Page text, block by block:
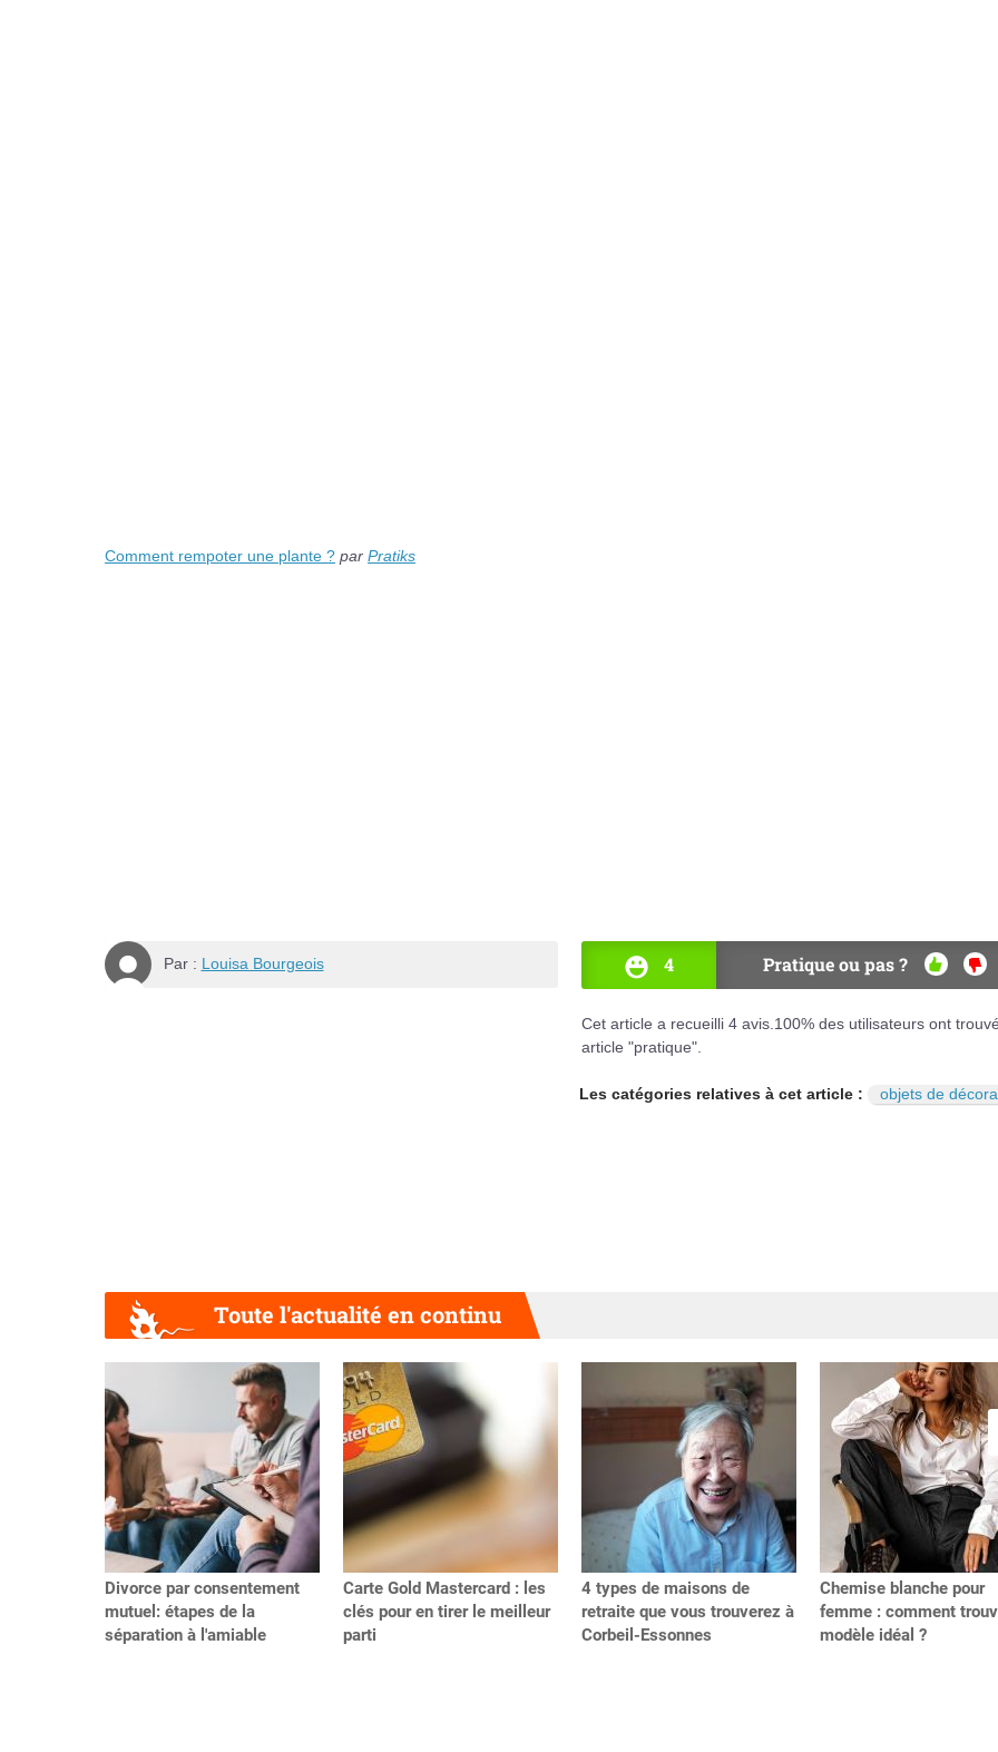
Comment rempoter une plante ? par Pratiks
Par : Louisa Bourgeois 4 Pratique ou pas ?
OUI NON
Cet article a recueilli 4 avis. 100% des utilisateurs ont
article "pratique".
Les catégories relatives à cet article : objets de
Toute l'actualité en continu
Divorce par consentement
mutuel: étapes de la
séparation à l'amiable
Carte Gold Mastercard : les
clés pour en tirer le meilleur
parti
4 types de maisons de
retraite que vous trouverez à
Corbeil-Essonnes
Chemise blanche pour
femme : comment
modèle idéal ?
Précédent